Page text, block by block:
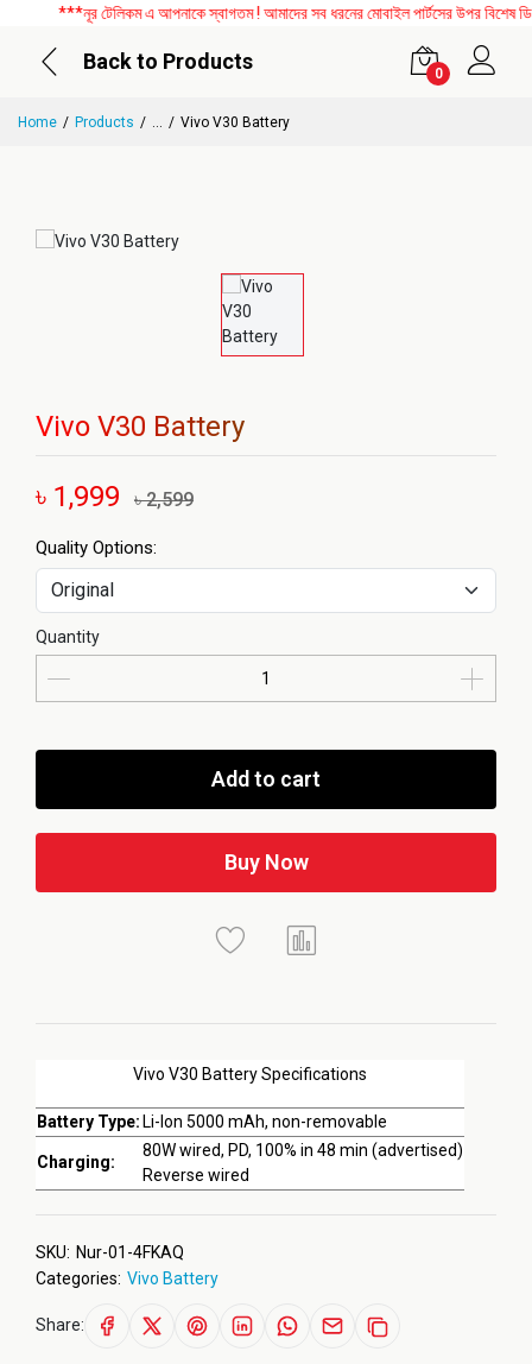
***নূর টেলিকম এ আপনাকে স্বাগতম ! আমাদের সব ধরনের মোবাইল পার্টসের উপর বিশেষ
Back to Products
0
Home Products ... Vivo V30 Battery
Vivo V30 Battery
৳ 1,999 ৳ 2,599
Vivo V30 Battery Specifications
Battery Type: Li-Ion 5000 mAh, non-removable
Charging:
80W wired, PD, 100% in 48 min (advertised)
Reverse wired
Quality Options:
Quantity
Add to cart
Buy Now
SKU: Nur-01-4FKAQ
Categories: Vivo Battery
Share: